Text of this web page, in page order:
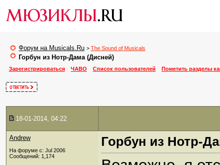
Форум на Musicals.Ru > The Sound of Musicals
Горбун из Нотр-Дама (Дисней)
Зарегистрироваться ЧАВО Список пользователей Пометить разделы
18-01-2014, 04:22
Andrew
На форуме с: Jul 2006
Сообщений: 1,174
Горбун из Нотр-